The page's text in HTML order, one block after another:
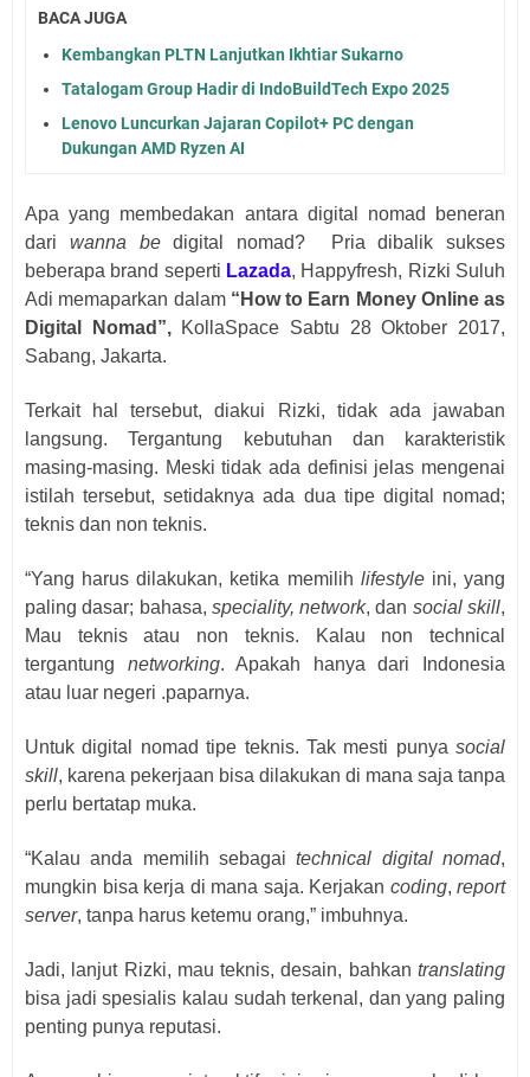
BACA JUGA
Kembangkan PLTN Lanjutkan Ikhtiar Sukarno
Tatalogam Group Hadir di IndoBuildTech Expo 2025
Lenovo Luncurkan Jajaran Copilot+ PC dengan
Dukungan AMD Ryzen AI
Apa yang membedakan antara digital nomad beneran
dari wanna bedigital nomad?
Pria dibalik sukses
beberapa brand seperti Lazada, Happyfresh, Rizki Suluh
Adi memaparkan dalam “How to Earn Money Online as
Digital Nomad”,KollaSpace Sabtu 28 Oktober 2017,
Sabang, Jakarta.
Terkait hal tersebut, diakui Rizki, tidak ada jawaban
langsung. Tergantung kebutuhan dan karakteristik
masing-masing. Meski tidak ada definisi jelas mengenai
istilah tersebut, setidaknya ada dua tipe digital nomad;
teknis dan non teknis.
“Yang harus dilakukan, ketika memilih lifestyle ini, yang
paling dasar; bahasa, speciality, network, dan social skill,
Mau teknis atau non teknis. Kalau non technical
tergantung networking. Apakah hanya dari Indonesia
atau luar negeri .paparnya.
Untuk digital nomad tipe teknis. Tak mesti punya social
skill, karena pekerjaan bisa dilakukan di mana saja tanpa
perlu bertatap muka.
“Kalau anda memilih sebagaitechnical digital nomad,
mungkin bisa kerja di mana saja. Kerjakan coding, report
server, tanpa harus ketemu orang,” imbuhnya.
Jadi, lanjut Rizki, mau teknis, desain, bahkan translating
bisa jadispesialis kalau sudah terkenal, dan yang paling
penting punya reputasi.